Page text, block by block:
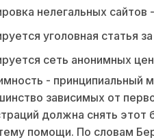
нелегальных сайтов
уголовная статья
сеть анонимных
- принципиальный
зависимых от
должна снять этот
помощи. По словам